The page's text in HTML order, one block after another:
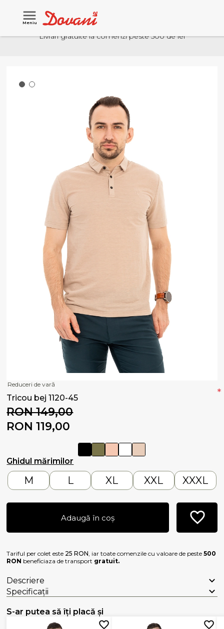
Meniu
Livrari gratuite la comenzi peste 500 de lei
Reduceri de vară
Tricou bej 1120-45
RON 149,00
RON 119,00
Ghidul mărimilor
*
M L XL XXL XXXL
Adaugă în coș
Tariful per colet este 25 RON, iar toate comenzile cu valoare de peste500
RON beneficiaza de transport gratuit.
Descriere
Specificații
S-ar putea să îți placă și